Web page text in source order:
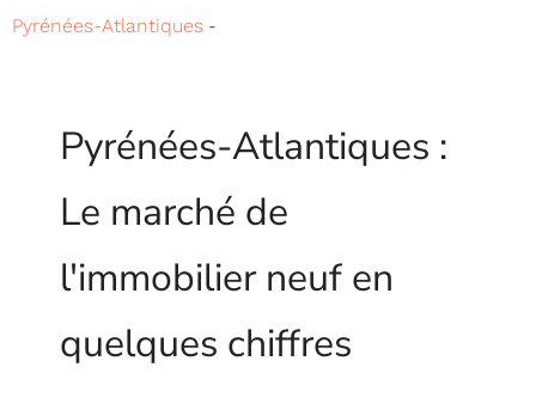
Pyrénées-Atlantiques -
Pyrénées-Atlantiques :
Le marché de
l'immobilier neuf en
quelques chiffres